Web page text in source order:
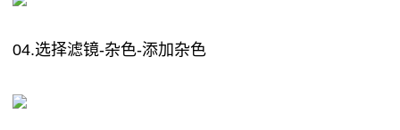
04.选择滤镜-杂色-添加杂色